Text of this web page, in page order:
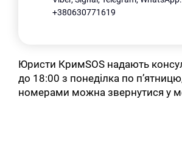
+380630771619
Юристи КримSOS надають
до 18:00 з понеділка по
номерами можна звернутися у